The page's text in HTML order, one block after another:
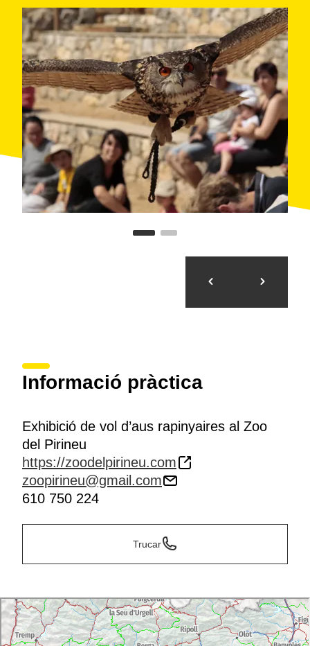
tocar una guineu.
Quan: tot l'any
On: Odèn
Organitza: Zoo del Pirineu
Informació pràctica
Exhibició de vol d’aus rapinyaires al Zoo
del Pirineu
https://zoodelpirineu.com
zoopirineu@gmail.com
610 750 224
Trucar